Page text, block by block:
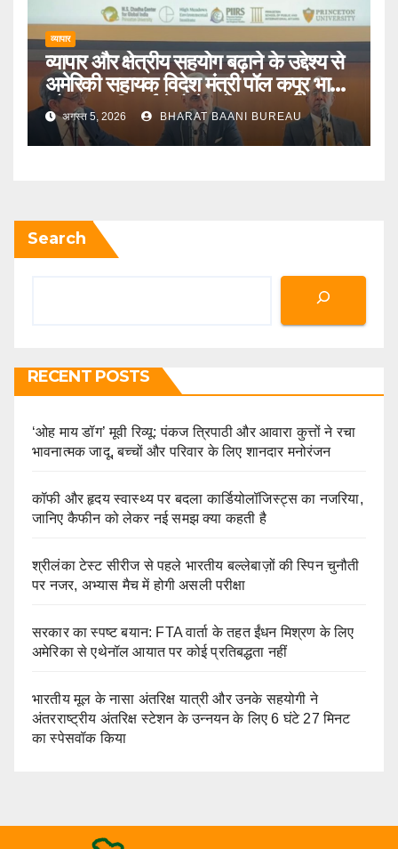
व्यापार
व्यापार और क्षेत्रीय सहयोग बढ़ाने के उद्देश्य से
अमेरिकी सहायक विदेश मंत्री पॉल कपूर भारत
और मध्य एशियाई देशों के दौरे पर जाएंगे
अगस्त 5, 2026 BHARAT BAANI BUREAU
Search
RECENT POSTS
‘ओह माय डॉग’ मूवी रिव्यू: पंकज त्रिपाठी और आवारा कुत्तों ने रचा
भावनात्मक जादू, बच्चों और परिवार के लिए शानदार मनोरंजन
कॉफी और हृदय स्वास्थ्य पर बदला कार्डियोलॉजिस्ट्स का नजरिया,
जानिए कैफीन को लेकर नई समझ क्या कहती है
श्रीलंका टेस्ट सीरीज से पहले भारतीय बल्लेबाज़ों की स्पिन चुनौती
पर नजर, अभ्यास मैच में होगी असली परीक्षा
सरकार का स्पष्ट बयान: FTA वार्ता के तहत ईंधन मिश्रण के लिए
अमेरिका से एथेनॉल आयात पर कोई प्रतिबद्धता नहीं
भारतीय मूल के नासा अंतरिक्ष यात्री और उनके सहयोगी ने
अंतरराष्ट्रीय अंतरिक्ष स्टेशन के उन्नयन के लिए 6 घंटे 27 मिनट
का स्पेसवॉक किया